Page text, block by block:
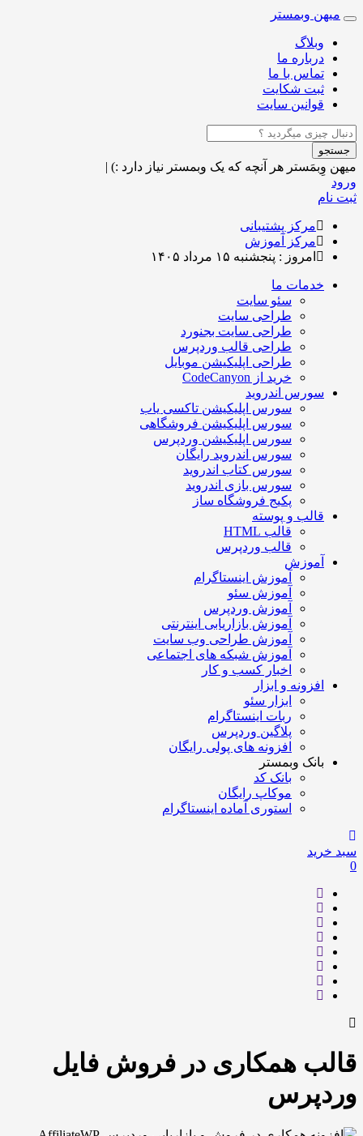
Toggle
navigation
میهن وبمستر
وبلاگ
درباره ما
تماس با ما
ثبت شکایت
قوانین سایت
جستجو
میهن وِبمَستر هر آنچه که یک وبمستر نیاز دارد :) |
ورود
ثبت نام
مرکز پشتیبانی
مرکز آموزش
امروز : پنجشنبه ۱۵ مرداد ۱۴۰۵
خدمات ما
سئو سایت
طراحی سایت
طراحی سایت بجنورد
طراحی قالب وردپرس
طراحی اپلیکیشن موبایل
خرید از CodeCanyon
سورس اندروید
سورس اپلیکیشن تاکسی یاب
سورس اپلیکیشن فروشگاهی
سورس اپلیکیشن وردپرس
سورس اندروید رایگان
سورس کتاب اندروید
سورس بازی اندروید
پکیج فروشگاه ساز
قالب و پوسته
قالب HTML
قالب وردپرس
آموزش
آموزش اینستاگرام
آموزش سئو
آموزش وردپرس
آموزش بازاریابی اینترنتی
آموزش طراحی وب سایت
آموزش شبکه های اجتماعی
اخبار کسب و کار
افزونه و ابزار
ابزار سئو
ربات اینستاگرام
پلاگین وردپرس
افزونه های پولی رایگان
بانک وبمستر
بانک کد
موکاپ رایگان
استوری آماده اینستاگرام
سبد خرید
0
قالب همکاری در فروش فایل
وردپرس